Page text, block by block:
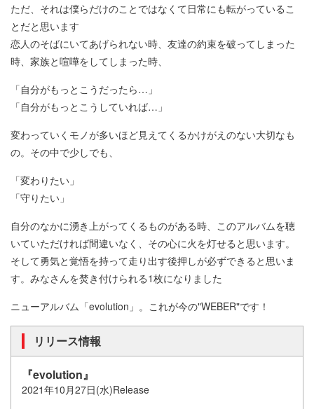
ただ、それは僕らだけのことではなくて日常にも転がっているこ
とだと思います
恋人のそばにいてあげられない時、友達の約束を破ってしまった
時、家族と喧嘩をしてしまった時、
「自分がもっとこうだったら…」
「自分がもっとこうしていれば…」
変わっていくモノが多いほど見えてくるかけがえのない大切なも
の。その中で少しでも、
「変わりたい」
「守りたい」
自分のなかに湧き上がってくるものがある時、このアルバムを聴
いていただければ間違いなく、その心に火を灯せると思います。
そして勇気と覚悟を持って走り出す後押しが必ずできると思いま
す。みなさんを焚き付けられる1枚になりました
ニューアルバム「evolution」。これが今の"WEBER"です！
リリース情報
『evolution』
2021年10月27日(水)Release